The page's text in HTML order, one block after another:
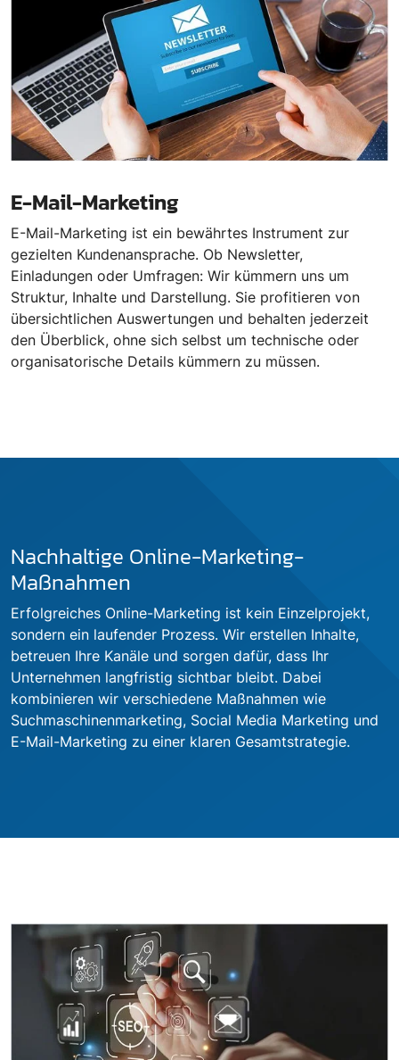
E-Mail-Marketing
E-Mail-Marketing ist ein bewährtes Instrument zur
gezielten Kundenansprache. Ob Newsletter,
Einladungen oder Umfragen: Wir kümmern uns um
Struktur, Inhalte und Darstellung. Sie profitieren von
übersichtlichen Auswertungen und behalten jederzeit
den Überblick, ohne sich selbst um technische oder
organisatorische Details kümmern zu müssen.
Nachhaltige Online-Marketing-
Maßnahmen
Erfolgreiches Online-Marketing ist kein Einzelprojekt,
sondern ein laufender Prozess. Wir erstellen Inhalte,
betreuen Ihre Kanäle und sorgen dafür, dass Ihr
Unternehmen langfristig sichtbar bleibt. Dabei
kombinieren wir verschiedene Maßnahmen wie
Suchmaschinenmarketing, Social Media Marketing und
E-Mail-Marketing zu einer klaren Gesamtstrategie.